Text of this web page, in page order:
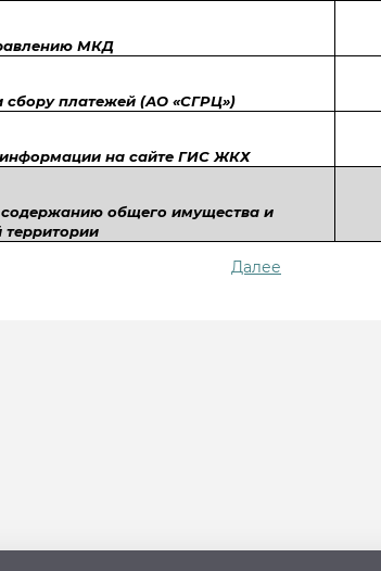
МКД
сбору платежей (АО «СГРЦ»)
на сайте ГИС ЖКХ
общего имущества и
Далее